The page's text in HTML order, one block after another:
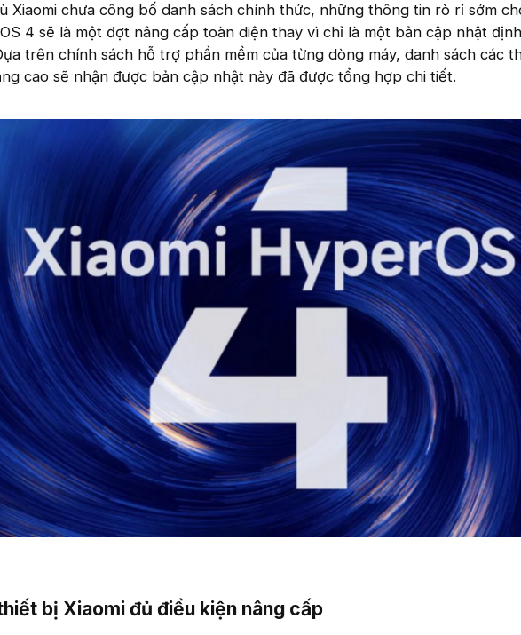
Xiaomi chưa công bố danh sách chính thức, những thông tin rò rỉ sớm
4 sẽ là một đợt nâng cấp toàn diện thay vì chỉ là một bản cập nhật
trên chính sách hỗ trợ phần mềm của từng dòng máy, danh sách các
cao sẽ nhận được bản cập nhật này đã được tổng hợp chi tiết.
bị Xiaomi đủ điều kiện nâng cấp​